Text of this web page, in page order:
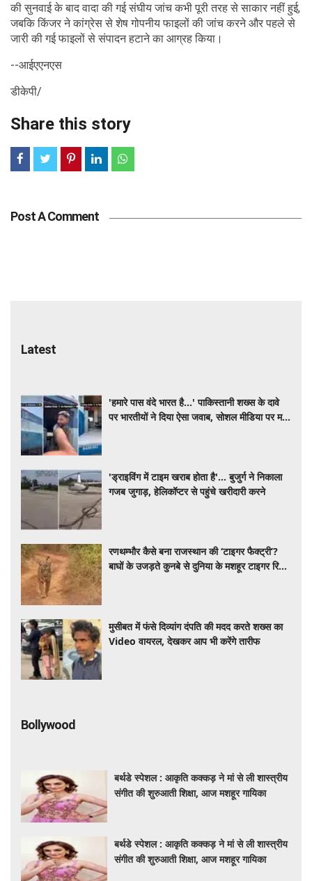
की सुनवाई के बाद वादा की गई संघीय जांच कभी पूरी तरह से साकार नहीं हुई,
जबकि किंजर ने कांग्रेस से शेष गोपनीय फाइलों की जांच करने और पहले से
जारी की गई फाइलों से संपादन हटाने का आग्रह किया।
--आईएएनएस
डीकेपी/
Share this story
Post A Comment
Latest
'हमारे पास वंदे भारत है...' पाकिस्तानी शख्स के दावे
पर भारतीयों ने दिया ऐसा जवाब, सोशल मीडिया पर मचा
'ड्राइविंग में टाइम खराब होता है'... बुजुर्ग ने निकाला
गजब जुगाड़, हेलिकॉप्टर से पहुंचे खरीदारी करने
रणथम्भौर कैसे बना राजस्थान की ‘टाइगर फैक्ट्री’?
बाघों के उजड़ते कुनबे से दुनिया के मशहूर टाइगर रिजर्व
मुसीबत में फंसे दिव्यांग दंपति की मदद करते शख्स का
Video वायरल, देखकर आप भी करेंगे तारीफ
Bollywood
बर्थडे स्पेशल : आकृति कक्कड़ ने मां से ली शास्त्रीय
संगीत की शुरुआती शिक्षा, आज मशहूर गायिका
बर्थडे स्पेशल : आकृति कक्कड़ ने मां से ली शास्त्रीय
संगीत की शुरुआती शिक्षा, आज मशहूर गायिका